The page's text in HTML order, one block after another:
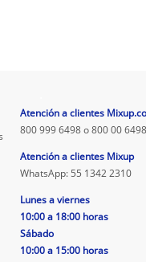
Atención a clientes
800 999 6498 o 800 00
Atención a clientes Mixup
WhatsApp: 55 1342 2310
Lunes a viernes
10:00 a 18:00 horas
Sábado
10:00 a 15:00 horas